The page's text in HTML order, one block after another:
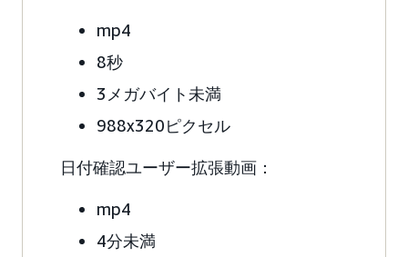
mp4
8秒
3メガバイト未満
988x320ピクセル
日付確認ユーザー拡張動画：
mp4
4分未満